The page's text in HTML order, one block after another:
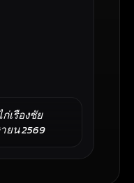
เรืองชัย
ยน 2569